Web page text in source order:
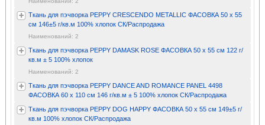
Ткань для пэчворка PEPPY CRESCENDO METALLIC ФАСОВКА 50 x 55
см 146±5 г/кв.м 100% хлопок СК/Распродажа
Наименований: 2
Ткань для пэчворка PEPPY DAMASK ROSE ФАСОВКА 50 x 55 см 122 г/
кв.м ± 5 100% хлопок
Наименований: 2
Ткань для пэчворка PEPPY DANCE AND ROMANCE PANEL 4498
ФАСОВКА 60 x 110 см 146 г/кв.м ± 5 100% хлопок СК/Распродажа
Ткань для пэчворка PEPPY DOG HAPPY ФАСОВКА 50 x 55 см 149±5 г/
кв.м 100% хлопок СК/Распродажа